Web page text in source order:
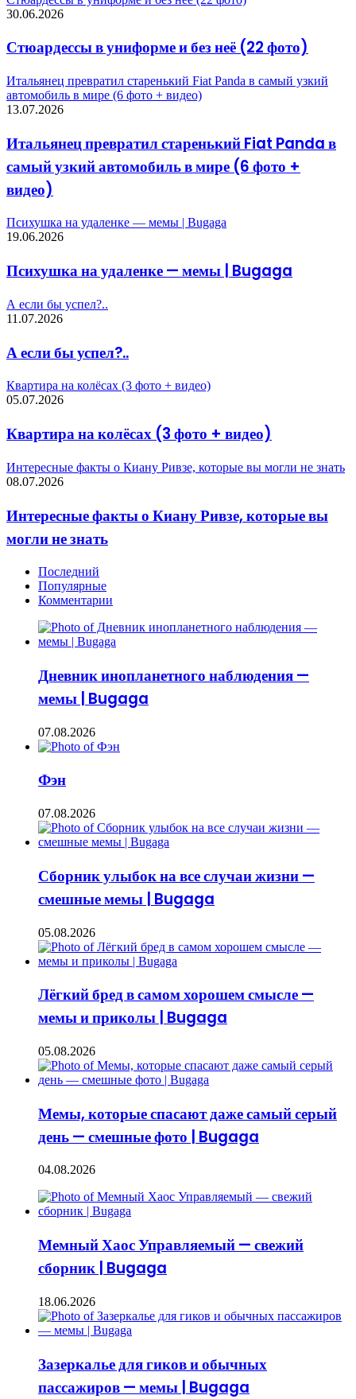
30.06.2026
Стюардессы в униформе и без неё (22 фото)
Итальянец превратил старенький Fiat Panda в самый узкий
автомобиль в мире (6 фото + видео)
13.07.2026
Итальянец превратил старенький Fiat Panda в
самый узкий автомобиль в мире (6 фото +
видео)
Психушка на удаленке — мемы | Bugaga
19.06.2026
Психушка на удаленке — мемы | Bugaga
А если бы успел?..
11.07.2026
А если бы успел?..
Квартира на колёсах (3 фото + видео)
05.07.2026
Квартира на колёсах (3 фото + видео)
Интересные факты о Киану Ривзе, которые вы могли не знать
08.07.2026
Интересные факты о Киану Ривзе, которые вы
могли не знать
Последний
Популярные
Комментарии
Дневник инопланетного наблюдения —
мемы | Bugaga
07.08.2026
Фэн
07.08.2026
Сборник улыбок на все случаи жизни —
смешные мемы | Bugaga
05.08.2026
Лёгкий бред в самом хорошем смысле —
мемы и приколы | Bugaga
05.08.2026
Мемы, которые спасают даже самый серый
день — смешные фото | Bugaga
04.08.2026
Мемный Хаос Управляемый — свежий
сборник | Bugaga
18.06.2026
Зазеркалье для гиков и обычных
пассажиров — мемы | Bugaga